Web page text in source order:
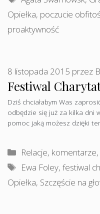
Opiełka, poczucie
proaktywność
Festiwal
8 listopada 2015 przez
Dziś chciałabym Was
odbędzie się już za kilka dni
pomoc jaką możesz dzięki
Kategorie
Relacje,
Tagi
Ewa Foley,festiwal
Opiełka, Szczęście na